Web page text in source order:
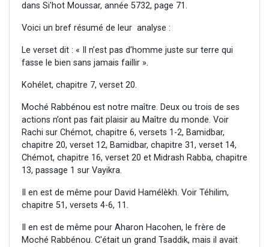
dans Si'hot Moussar, année 5732, page 71.
Voici un bref résumé de leur analyse :
Le verset dit : « Il n’est pas d’homme juste sur terre qui
fasse le bien sans jamais faillir ».
Kohélet, chapitre 7, verset 20.
Moché Rabbénou est notre maître. Deux ou trois de ses
actions n’ont pas fait plaisir au Maître du monde. Voir
Rachi sur Chémot, chapitre 6, versets 1-2, Bamidbar,
chapitre 20, verset 12, Bamidbar, chapitre 31, verset 14,
Chémot, chapitre 16, verset 20 et Midrash Rabba, chapitre
13, passage 1 sur Vayikra.
Il en est de même pour David Hamélèkh. Voir Téhilim,
chapitre 51, versets 4-6, 11.
Il en est de même pour Aharon Hacohen, le frère de
Moché Rabbénou. C'était un grand Tsaddik, mais il avait